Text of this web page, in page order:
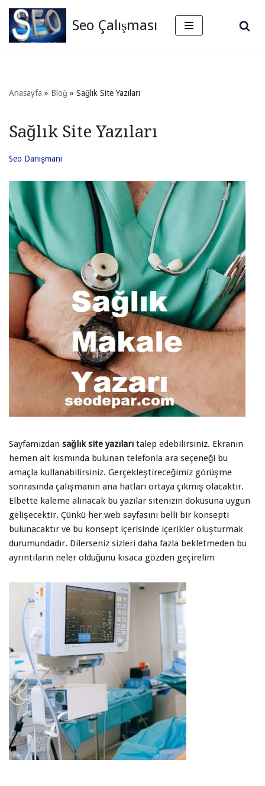
İçeriğe
geç
Seo Çalışması
Anasayfa » Bloğ » Sağlık Site Yazıları
Sağlık Site Yazıları
Seo Danışmanı
Sayfamızdan sağlık site yazıları talep edebilirsiniz. Ekranın
hemen alt kısmında bulunan telefonla ara seçeneği bu
amaçla kullanabilirsiniz. Gerçekleştireceğimiz görüşme
sonrasında çalışmanın ana hatları ortaya çıkmış olacaktır.
Elbette kaleme alınacak bu yazılar sitenizin dokusuna uygun
gelişecektir. Çünkü her web sayfasını belli bir konsepti
bulunacaktır ve bu konsept içerisinde içerikler oluşturmak
durumundadır. Dilerseniz sizleri daha fazla bekletmeden bu
ayrıntıların neler olduğunu kısaca gözden geçirelim